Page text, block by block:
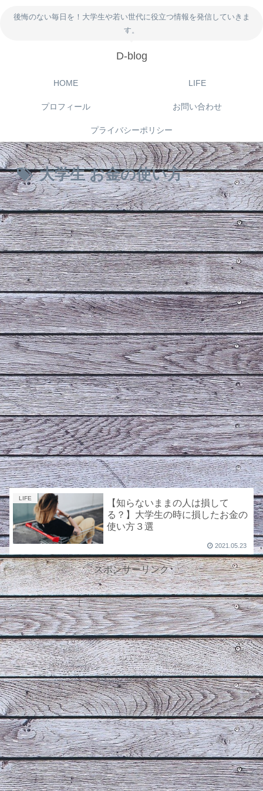
後悔のない毎日を！大学生や若い世代に役立つ情報を発信していきま
す。
D-blog
HOME LIFE
プロフィール お問い合わせ
プライバシーポリシー
大学生 お金の使い方
LIFE
【知らないままの人は損して
る？】大学生の時に損したお金の
使い方３選
2021.05.23
スポンサーリンク